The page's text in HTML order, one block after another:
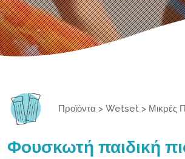
Προϊόντα > Wetset > Μικρές
Φουσκωτή παιδική